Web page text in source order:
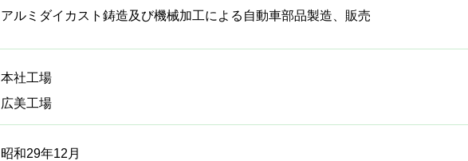
アルミダイカスト鋳造及び機械加工による自動車部品製造、販売
本社工場
広美工場
昭和29年12月